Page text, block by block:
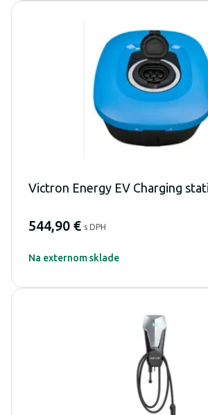
Victron Energy EV Charging
544,90 € s DPH
Na externom sklade